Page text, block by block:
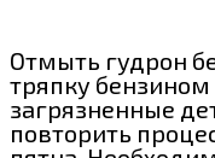
Отмыть гудрон
тряпку
загрязненные
повторить